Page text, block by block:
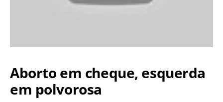
Aborto em cheque, esquerda
em polvorosa